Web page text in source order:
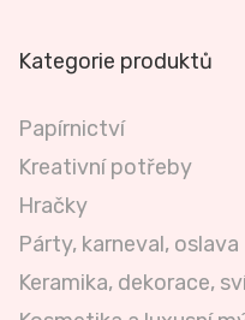
Kategorie produktů
Papírnictví
Kreativní potřeby
Hračky
Párty, karneval, oslava
Keramika, dekorace,